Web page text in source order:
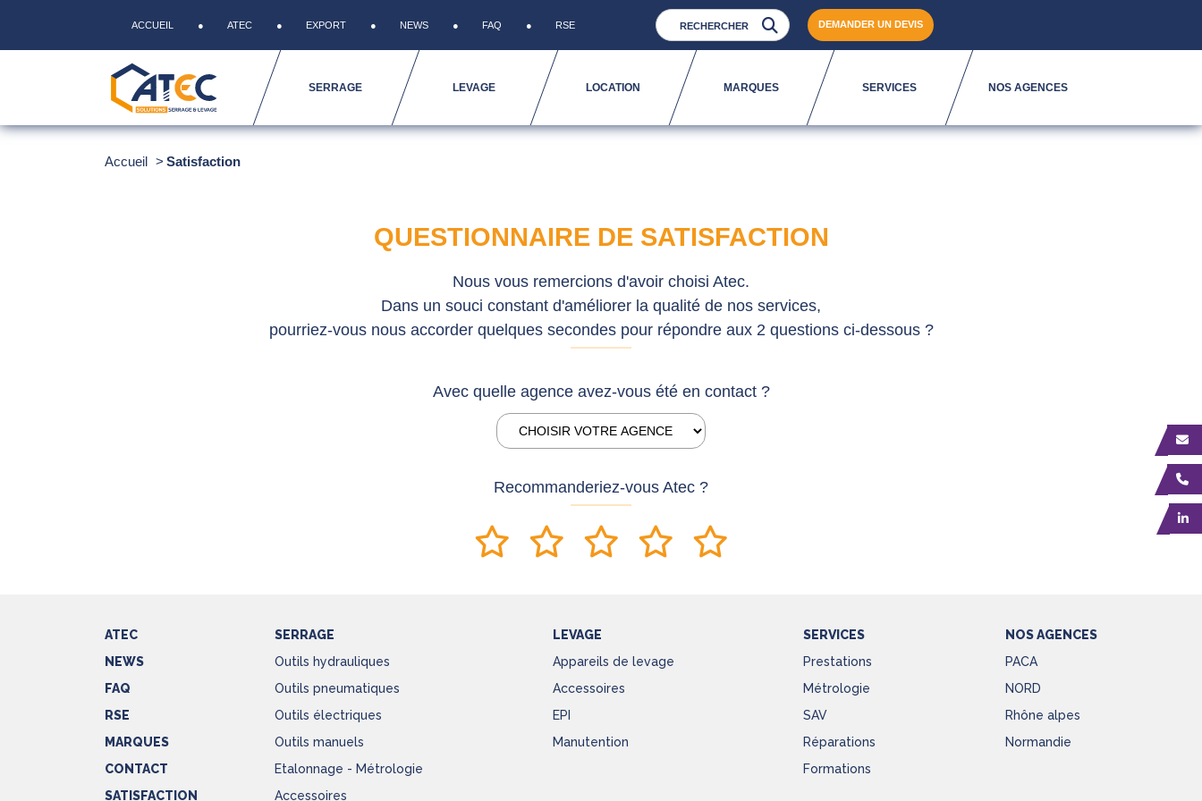
ACCUEIL ATEC EXPORT NEWS FAQ RSE DEMANDER UN DEVIS
SERRAGE LEVAGE LOCATION MARQUES SERVICES NOS AGENCES
Accueil Satisfaction
QUESTIONNAIRE DE SATISFACTION
Nous vous remercions d'avoir choisi Atec.
Dans un souci constant d'améliorer la qualité de nos services,
pourriez-vous nous accorder quelques secondes pour répondre aux 2 questions ci-dessous ?
Avec quelle agence avez-vous été en contact ?
Recommanderiez-vous Atec ?
ATEC
NEWS
FAQ
RSE
MARQUES
CONTACT
SATISFACTION
SERRAGE
Outils hydrauliques
Outils pneumatiques
Outils électriques
Outils manuels
Etalonnage - Métrologie
Accessoires
LEVAGE
Appareils de levage
Accessoires
EPI
Manutention
SERVICES
Prestations
Métrologie
SAV
Réparations
Formations
NOS AGENCES
PACA
NORD
Rhône alpes
Normandie